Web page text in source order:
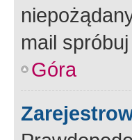
mail
Góra